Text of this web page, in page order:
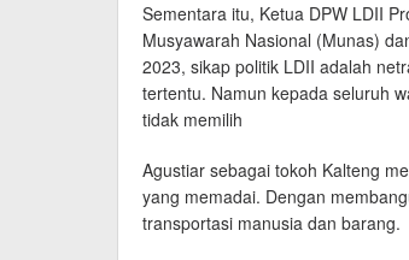
Sementara itu, Ketua DPW LDII
Musyawarah Nasional (Munas)
2023, sikap politik LDII adalah
tertentu. Namun kepada seluruh
tidak memilih
Agustiar sebagai tokoh Kalteng
yang memadai. Dengan
transportasi manusia dan barang.